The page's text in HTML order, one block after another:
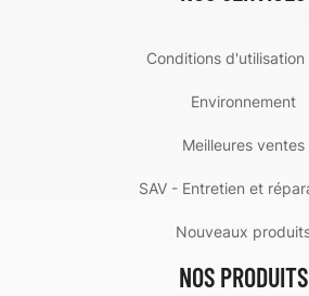
Conditions d'utilisation
Environnement
Meilleures ventes
SAV - Entretien et
Nouveaux
NOS PRODUITS